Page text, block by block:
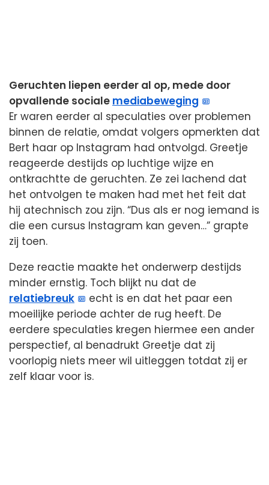
Geruchten liepen eerder al op, mede door
opvallende sociale mediabeweging
Er waren eerder al speculaties over problemen
binnen de relatie, omdat volgers opmerkten dat
Bert haar op Instagram had ontvolgd. Greetje
reageerde destijds op luchtige wijze en
ontkrachtte de geruchten. Ze zei lachend dat
het ontvolgen te maken had met het feit dat
hij atechnisch zou zijn. “Dus als er nog iemand is
die een cursus Instagram kan geven…” grapte
zij toen.
Deze reactie maakte het onderwerp destijds
minder ernstig. Toch blijkt nu dat de
relatiebreuk
echt is en dat het paar een
moeilijke periode achter de rug heeft. De
eerdere speculaties kregen hiermee een ander
perspectief, al benadrukt Greetje dat zij
voorlopig niets meer wil uitleggen totdat zij er
zelf klaar voor is.